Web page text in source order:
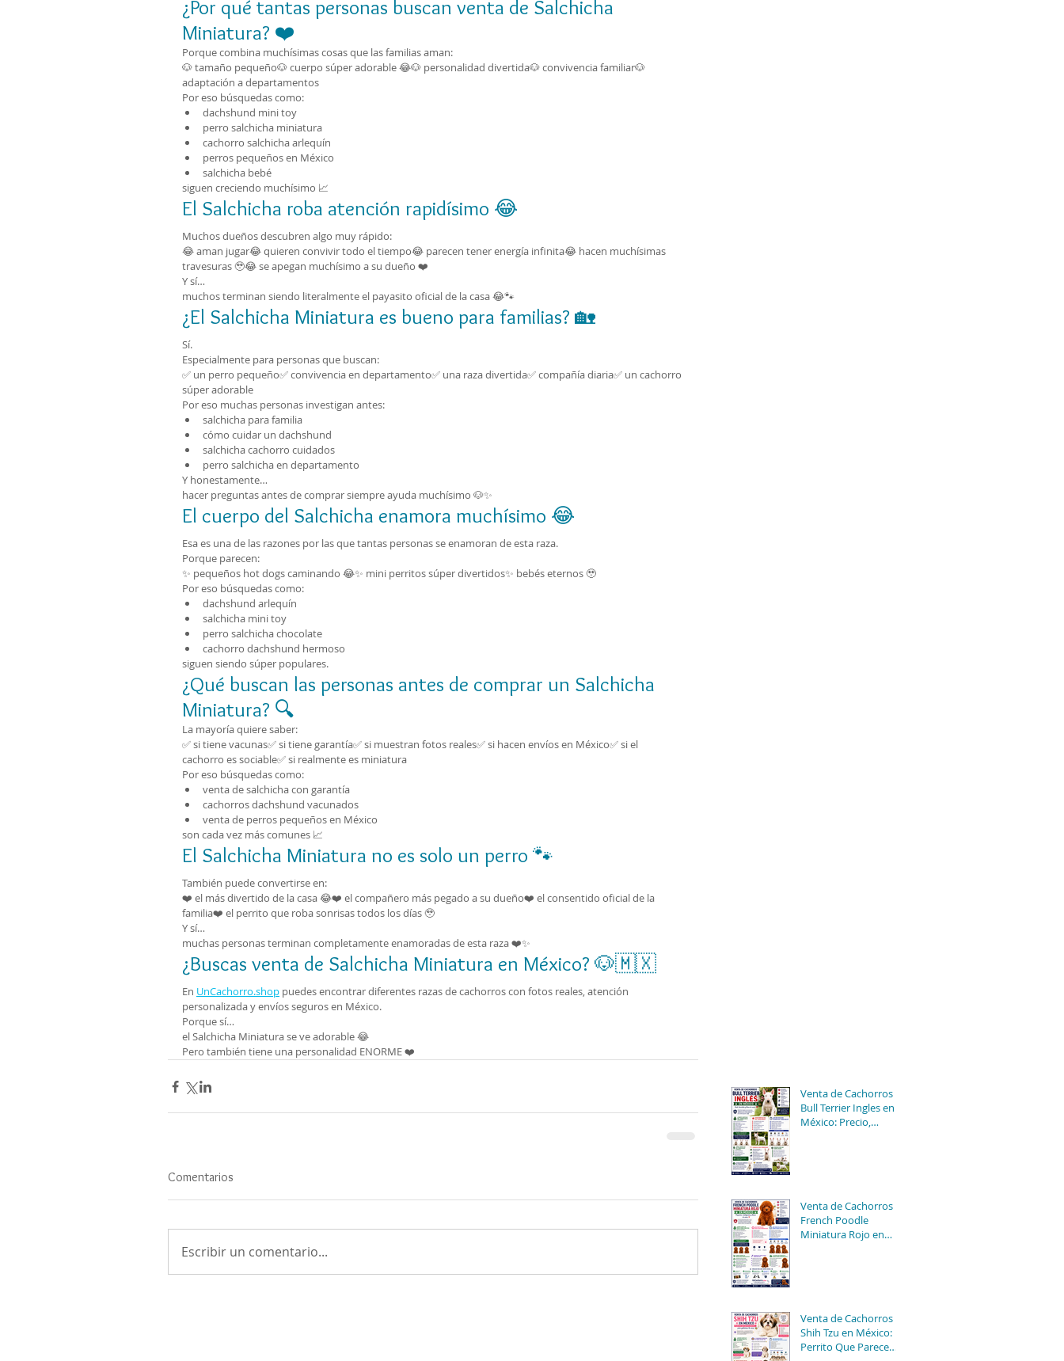
¿Por qué tantas personas buscan venta de Salchicha
Miniatura? ❤️
Porque combina muchísimas cosas que las familias aman:
🐶 tamaño pequeño🐶 cuerpo súper adorable 😂🐶 personalidad divertida🐶 convivencia familiar🐶
adaptación a departamentos
Por eso búsquedas como:
dachshund mini toy
perro salchicha miniatura
cachorro salchicha arlequín
perros pequeños en México
salchicha bebé
siguen creciendo muchísimo 📈
El Salchicha roba atención rapidísimo 😂
Muchos dueños descubren algo muy rápido:
😂 aman jugar😂 quieren convivir todo el tiempo😂 parecen tener energía infinita😂 hacen muchísimas
travesuras 🥹😂 se apegan muchísimo a su dueño ❤️
Y sí…
muchos terminan siendo literalmente el payasito oficial de la casa 😂🐾
¿El Salchicha Miniatura es bueno para familias? 🏡
Sí.
Especialmente para personas que buscan:
✅ un perro pequeño✅ convivencia en departamento✅ una raza divertida✅ compañía diaria✅ un cachorro
súper adorable
Por eso muchas personas investigan antes:
salchicha para familia
cómo cuidar un dachshund
salchicha cachorro cuidados
perro salchicha en departamento
Y honestamente…
hacer preguntas antes de comprar siempre ayuda muchísimo 🐶✨
El cuerpo del Salchicha enamora muchísimo 😂
Esa es una de las razones por las que tantas personas se enamoran de esta raza.
Porque parecen:
✨ pequeños hot dogs caminando 😂✨ mini perritos súper divertidos✨ bebés eternos 🥹
Por eso búsquedas como:
dachshund arlequín
salchicha mini toy
perro salchicha chocolate
cachorro dachshund hermoso
siguen siendo súper populares.
¿Qué buscan las personas antes de comprar un Salchicha
Miniatura? 🔍
La mayoría quiere saber:
✅ si tiene vacunas✅ si tiene garantía✅ si muestran fotos reales✅ si hacen envíos en México✅ si el
cachorro es sociable✅ si realmente es miniatura
Por eso búsquedas como:
venta de salchicha con garantía
cachorros dachshund vacunados
venta de perros pequeños en México
son cada vez más comunes 📈
El Salchicha Miniatura no es solo un perro 🐾
También puede convertirse en:
❤️ el más divertido de la casa 😂❤️ el compañero más pegado a su dueño❤️ el consentido oficial de la
familia❤️ el perrito que roba sonrisas todos los días 🥹
Y sí…
muchas personas terminan completamente enamoradas de esta raza ❤️✨
¿Buscas venta de Salchicha Miniatura en México? 🐶🇲🇽
En UnCachorro.shop puedes encontrar diferentes razas de cachorros con fotos reales, atención
personalizada y envíos seguros en México.
Porque sí…
el Salchicha Miniatura se ve adorable 😂
Pero también tiene una personalidad ENORME ❤️
Comentarios
Escribir un comentario...
Venta de Cachorros
Bull Terrier Ingles en
México: Precio,
Venta de Cachorros
French Poodle
Miniatura Rojo en
Venta de Cachorros
Shih Tzu en México: El
Perrito Que Parece